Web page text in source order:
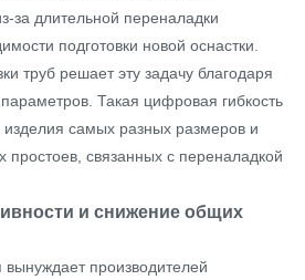
за длительной переналадки
подготовки новой оснастки.
труб решает эту задачу благодаря
Такая цифровая гибкость
изделия самых разных размеров и
связанных с переналадкой
и снижение общих
вынуждает производителей